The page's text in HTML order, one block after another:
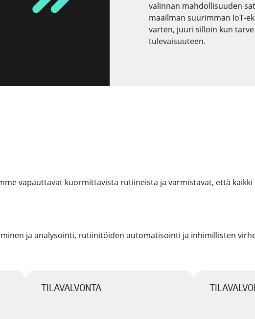
valinnan mahdollisuuden
maailman suurimman IoT-
varten, juuri silloin kun
tulevaisuuteen.
vapauttavat kuormittavista rutiineista ja varmistavat, että kaikki
ja analysointi, rutiinitöiden automatisointi ja inhimillisten
TILAVALVONTA